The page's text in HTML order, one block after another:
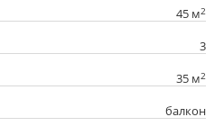
45 м2
3
35 м2
балкон